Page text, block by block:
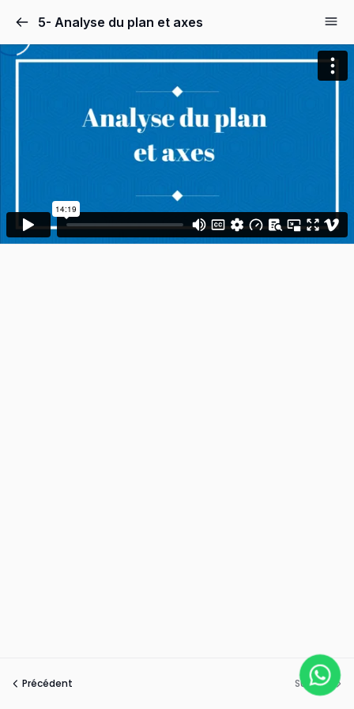
5- Analyse du plan et axes
Précédent Suivant